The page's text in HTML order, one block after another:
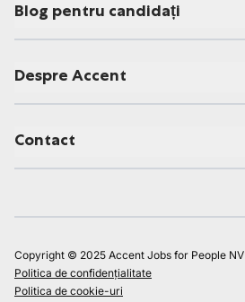
Blog pentru candidați
Despre Accent
Contact
Copyright © 2025 Accent Jobs for People NV
Politica de confidențialitate
Politica de cookie-uri